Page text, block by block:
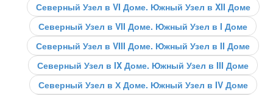
Северный Узел в VI Доме. Южный Узел в XII Доме
Северный Узел в VII Доме. Южный Узел в I Доме
Северный Узел в VIII Доме. Южный Узел в II Доме
Северный Узел в IX Доме. Южный Узел в III Доме
Северный Узел в Х Доме. Южный Узел в IV Доме